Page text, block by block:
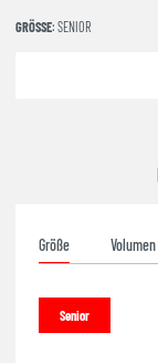
GRÖSSE : SENIOR
Größe Volumen
Senior